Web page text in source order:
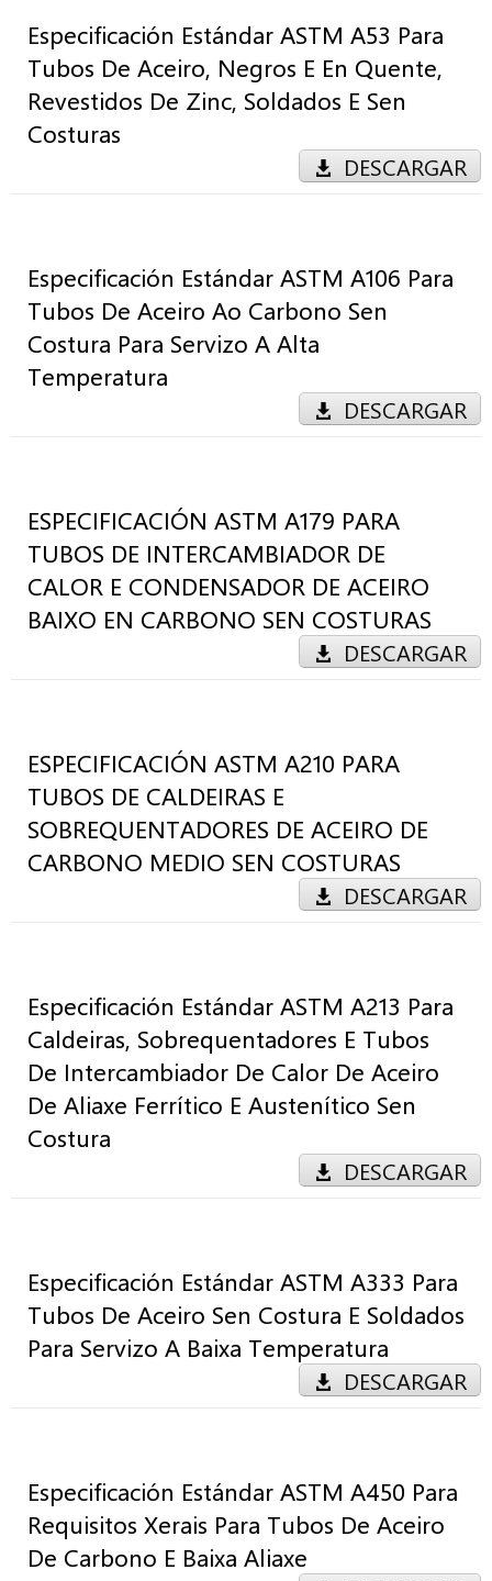
Especificación Estándar ASTM A53 Para
Tubos De Aceiro, Negros E En Quente,
Revestidos De Zinc, Soldados E Sen
Costuras
DESCARGAR
Especificación Estándar ASTM A106 Para
Tubos De Aceiro Ao Carbono Sen
Costura Para Servizo A Alta
Temperatura
DESCARGAR
ESPECIFICACIÓN ASTM A179 PARA
TUBOS DE INTERCAMBIADOR DE
CALOR E CONDENSADOR DE ACEIRO
BAIXO EN CARBONO SEN COSTURAS
DESCARGAR
ESPECIFICACIÓN ASTM A210 PARA
TUBOS DE CALDEIRAS E
SOBREQUENTADORES DE ACEIRO DE
CARBONO MEDIO SEN COSTURAS
DESCARGAR
Especificación Estándar ASTM A213 Para
Caldeiras, Sobrequentadores E Tubos
De Intercambiador De Calor De Aceiro
De Aliaxe Ferrítico E Austenítico Sen
Costura
DESCARGAR
Especificación Estándar ASTM A333 Para
Tubos De Aceiro Sen Costura E Soldados
Para Servizo A Baixa Temperatura
DESCARGAR
Especificación Estándar ASTM A450 Para
Requisitos Xerais Para Tubos De Aceiro
De Carbono E Baixa Aliaxe